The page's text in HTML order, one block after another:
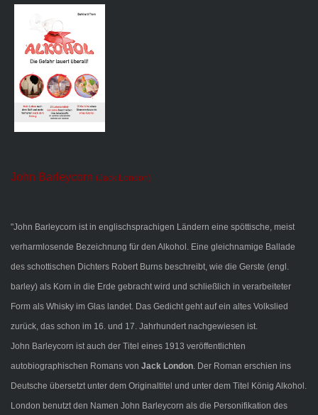
John Barleycorn (Jack London)
"John Barleycorn ist in englischsprachigen Ländern eine spöttische, meist
verharmlosende Bezeichnung für den Alkohol. Eine gleichnamige Ballade
des schottischen Dichters Robert Burns beschreibt, wie die Gerste (engl.
barley) als Korn in die Erde gebracht wird und schließlich in verarbeiteter
Form als Whisky im Glas landet. Das Gedicht geht auf ein altes Volkslied
zurück, das schon im 16. und 17. Jahrhundert nachgewiesen ist.
John Barleycorn ist auch der Titel eines 1913 veröffentlichten
autobiographischen Romans von Jack London. Der Roman erschien ins
Deutsche übersetzt unter dem Originaltitel und unter dem Titel König Alkohol.
London benutzt den Namen John Barleycorn als die Personifikation des